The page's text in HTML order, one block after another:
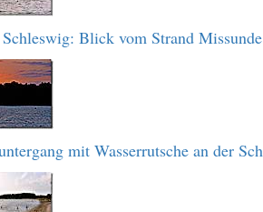
Blick vom Strand Missunde
mit Wasserrutsche an der